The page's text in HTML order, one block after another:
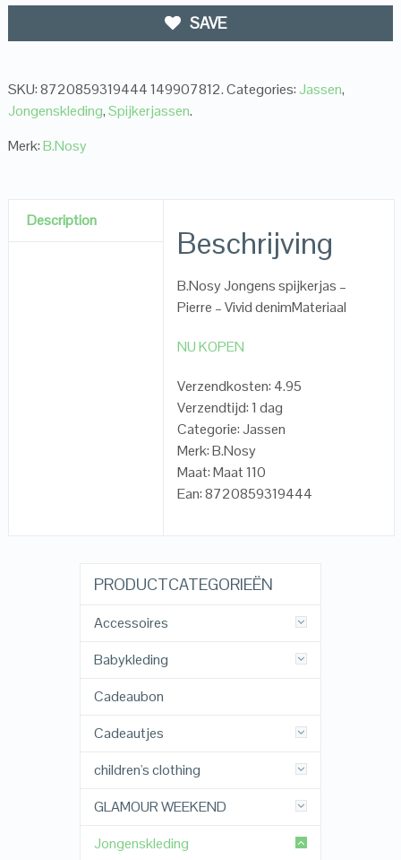
SAVE
SKU:8720859319444 149907812.Categories: Jassen,
Jongenskleding,Spijkerjassen.
Merk:B.Nosy
Description
Beschrijving
B.Nosy Jongens spijkerjas –
Pierre – Vivid denimMateriaal
NU KOPEN
Verzendkosten: 4.95
Verzendtijd: 1 dag
Categorie: Jassen
Merk: B.Nosy
Maat: Maat 110
Ean: 8720859319444
PRODUCTCATEGORIEËN
Accessoires
Babykleding
Cadeaubon
Cadeautjes
children's clothing
GLAMOUR WEEKEND
Jongenskleding